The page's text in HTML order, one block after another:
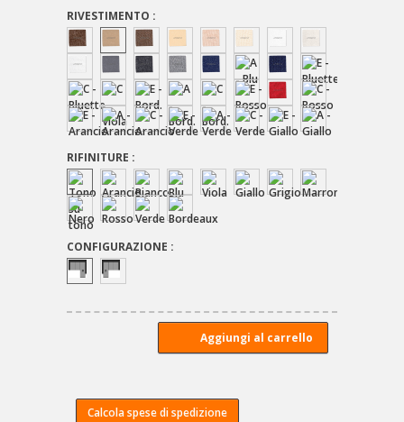
RIVESTIMENTO :
RIFINITURE :
CONFIGURAZIONE :
Calcola spese di spedizione